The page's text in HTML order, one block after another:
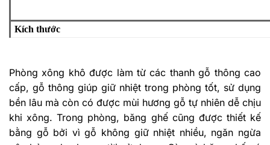
Kích thước
Phòng xông khô được làm từ các thanh gỗ thông cao
cấp, gỗ thông giúp giữ nhiệt trong phòng tốt, sử dụng
bền lâu mà còn có được mùi hương gỗ tự nhiên dễ chịu
khi xông. Trong phòng, băng ghế cũng được thiết kế
bằng gỗ bởi vì gỗ không giữ nhiệt nhiều, ngăn ngừa